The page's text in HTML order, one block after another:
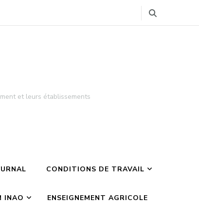
et leurs établissements
CONDITIONS DE TRAVAIL
INAO ENSEIGNEMENT AGRICOLE